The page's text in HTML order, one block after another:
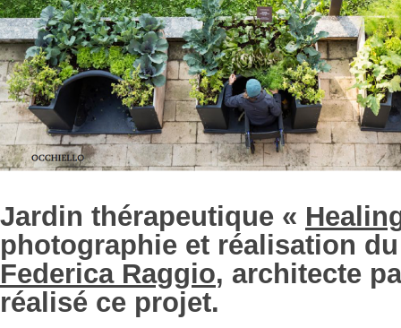
Jardin thérapeutique «
photographie et réalisation
Federica Raggio, architecte
réalisé ce projet.